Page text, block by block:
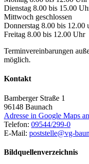
Dienstag 8.00 bis 15.00
Mittwoch geschlossen
Donnerstag 8.00 bis 12.00
Freitag 8.00 bis 12.00 Uhr
Terminvereinbarungen
möglich.
Kontakt
Bamberger Straße 1
96148 Baunach
Adresse in Google Maps
Telefon: 09544/299-0
E-Mail: poststelle@vg-
Bildquellenverzeichnis